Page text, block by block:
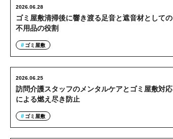
ゴミ屋敷清掃後に響き渡る足音と遮音材としての
不用品の役割
2026.06.28
ゴミ屋敷
訪問介護スタッフのメンタルケアとゴミ屋敷対応
による燃え尽き防止
2026.06.25
ゴミ屋敷